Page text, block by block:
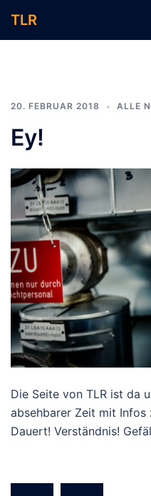
Inhalt
TLR
20. FEBRUAR 2018 ALLE
Ey!
Die Seite von TLR ist da
absehbarer Zeit mit Infos
Dauert! Verständnis!